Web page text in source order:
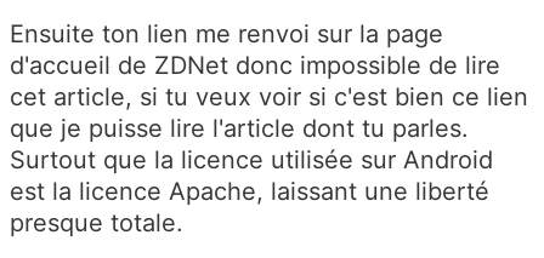
Ensuite ton lien me renvoi sur la page
d'accueil de ZDNet donc impossible de lire
cet article, si tu veux voir si c'est bien ce lien
que je puisse lire l'article dont tu parles.
Surtout que la licence utilisée sur Android
est la licence Apache, laissant une liberté
presque totale.